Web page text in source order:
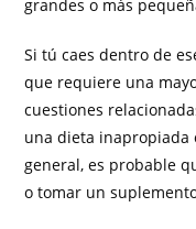
grandes o más
Si tú caes dentro de
que requiere una
cuestiones
una dieta inapropiada
general, es probable
o tomar un